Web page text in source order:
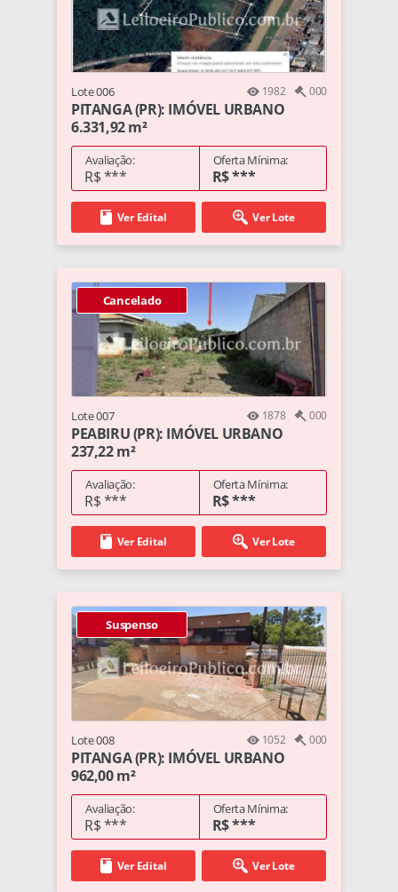
Lote 006 1982 000
PITANGA (PR): IMÓVEL URBANO
6.331,92 m²
Avaliação:
R$ ***
Oferta Mínima:
R$ ***
Ver Edital Ver Lote
Cancelado
Lote 007 1878 000
PEABIRU (PR): IMÓVEL URBANO
237,22 m²
Avaliação:
R$ ***
Oferta Mínima:
R$ ***
Ver Edital Ver Lote
Suspenso
Lote 008 1052 000
PITANGA (PR): IMÓVEL URBANO
962,00 m²
Avaliação:
R$ ***
Oferta Mínima:
R$ ***
Ver Edital Ver Lote